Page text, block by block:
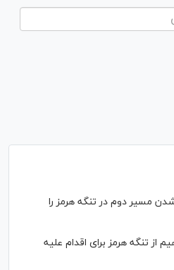
مسیر دوم در تنگه هرمز را
از تنگه هرمز برای اقدام علیه